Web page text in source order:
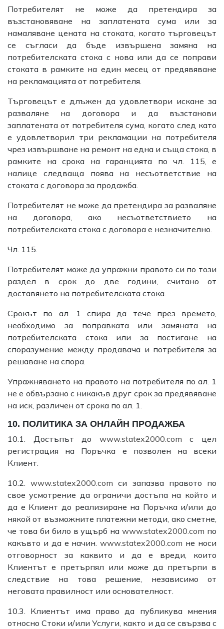
Потребителят не може да претендира за
възстановяване на заплатената сума или за
намаляване цената на стоката, когато търговецът
се съгласи да бъде извършена замяна на
потребителската стока с нова или да се поправи
стоката в рамките на един месец от предявяване
на рекламацията от потребителя.
Търговецът е длъжен да удовлетвори искане за
разваляне на договора и да възстанови
заплатената от потребителя сума, когато след като
е удовлетворил три рекламации на потребителя
чрез извършване на ремонт на една и съща стока, в
рамките на срока на гаранцията по чл. 115, е
налице следваща поява на несъответствие на
стоката с договора за продажба.
Потребителят не може да претендира за разваляне
на договора, ако несъответствието на
потребителската стока с договора е незначително.
Чл. 115.
Потребителят може да упражни правото си по този
раздел в срок до две години, считано от
доставянето на потребителската стока.
Срокът по ал. 1 спира да тече през времето,
необходимо за поправката или замяната на
потребителската стока или за постигане на
споразумение между продавача и потребителя за
решаване на спора.
Упражняването на правото на потребителя по ал. 1
не е обвързано с никакъв друг срок за предявяване
на иск, различен от срока по ал. 1.
10. ПОЛИТИКА ЗА ОНЛАЙН ПРОДАЖБА
10.1. Достъпът до www.statex2000.com с цел
регистрация на Поръчка е позволен на всеки
Клиент.
10.2.www.statex2000.com си запaзва правото по
свое усмотрение да ограничи достъпа на който и
да е Клиент до реализиране на Поръчка и/или до
някой от възможните платежни методи, ако сметне,
че това би било в ущърб наwww.statex2000.com по
какъвто и да е начин.www.statex2000.com не носи
отговорност за каквито и да е вреди, които
Клиентът е претърпял или може да претърпи в
следствие на това решение, независимо от
неговата правилност или основателност.
10.3. Клиентът има право да публикува мнения
относно Стоки и/или Услуги, както и да се свързва с